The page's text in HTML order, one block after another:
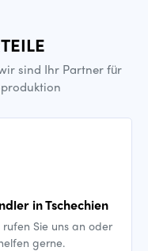
sind Ihr Partner für
in Tschechien
rufen Sie uns an oder
gerne.